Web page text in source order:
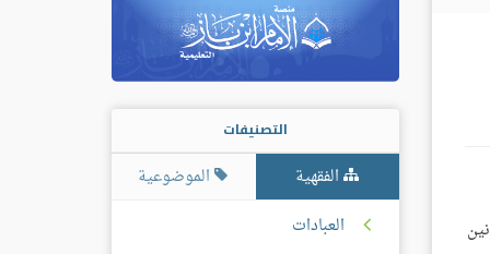
التصنيفات
الفقهية
الموضوعية
العبادات